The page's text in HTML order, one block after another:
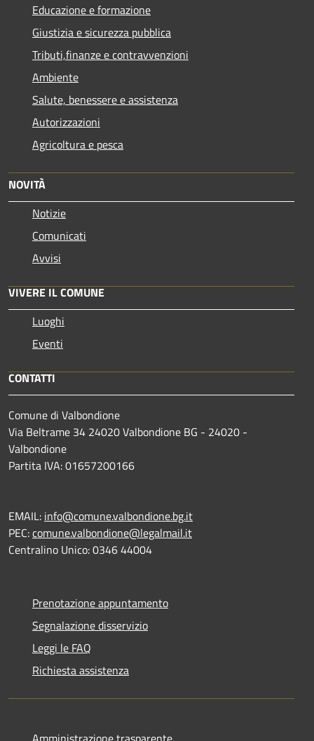
Educazione e formazione
Giustizia e sicurezza pubblica
Tributi,finanze e contravvenzioni
Ambiente
Salute, benessere e assistenza
Autorizzazioni
Agricoltura e pesca
NOVITÀ
Notizie
Comunicati
Avvisi
VIVERE IL COMUNE
Luoghi
Eventi
CONTATTI
Comune di Valbondione
Via Beltrame 34 24020 Valbondione BG - 24020 -
Valbondione
Partita IVA: 01657200166
EMAIL: info@comune.valbondione.bg.it
PEC:comune.valbondione@legalmail.it
Centralino Unico: 0346 44004
Prenotazione appuntamento
Segnalazione disservizio
Leggi le FAQ
Richiesta assistenza